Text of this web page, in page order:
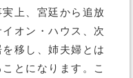
上、宮廷から追放
オン・ハウス、次
移し、姉夫婦とは
とになります。こ